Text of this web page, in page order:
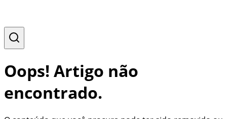
Oops! Artigo não
encontrado.